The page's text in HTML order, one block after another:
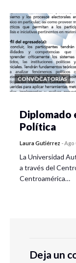
CONVOCATORIAS
Diplomado
Política
Laura Gutiérrez -Ago
La Universidad
a través del
Centroamérica…
Deja un